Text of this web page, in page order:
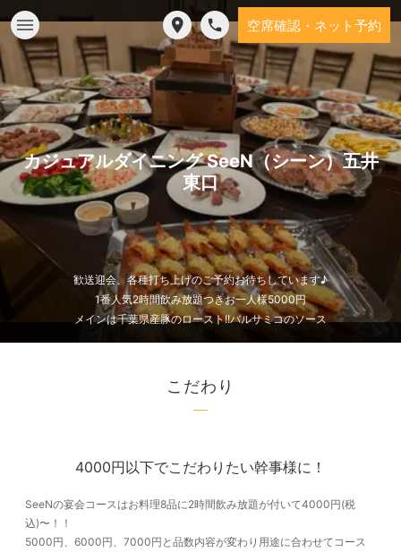
空席確認・ネット予約
カジュアルダイニング SeeN（シーン）五井
東口
歓送迎会、各種打ち上げのご予約お待ちしています♪
1番人気2時間飲み放題つきお一人様5000円
メインは千葉県産豚のロースト!!バルサミコのソース
こだわり
4000円以下でこだわりたい幹事様に！
SeeNの宴会コースはお料理8品に2時間飲み放題が付いて4000円(税
込)〜！！
5000円、6000円、7000円と品数内容が変わり用途に合わせてコース